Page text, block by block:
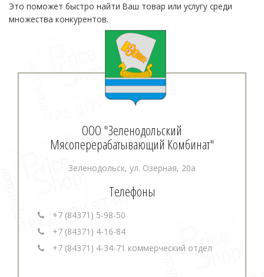
Это поможет быстро найти Ваш товар или услугу среди
множества конкурентов.
ООО "Зеленодольский
Мясоперерабатывающий Комбинат"
Зеленодольск, ул. Озерная, 20а
Телефоны
+7 (84371) 5-98-50
+7 (84371) 4-16-84
+7 (84371) 4-34-71 коммерческий отдел